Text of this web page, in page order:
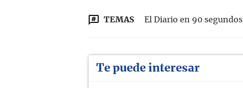
TEMAS El Diario en 90 segundos
Te puede interesar